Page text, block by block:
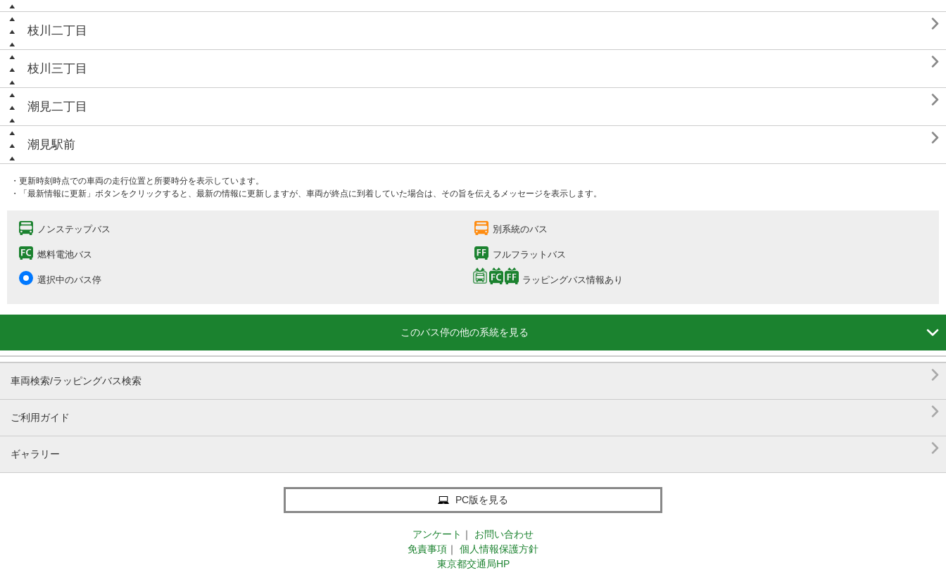
枝川二丁目 
枝川三丁目 
潮見二丁目 
潮見駅前 
・更新時刻時点での車両の走行位置と所要時分を表示しています。
・「最新情報に更新」ボタンをクリックすると、最新の情報に更新しますが、車両が終点に到着していた場合は、その旨を伝えるメッセージを表示します。
ノンステップバス 別系統のバス
燃料電池バス フルフラットバス
選択中のバス停 ラッピングバス情報あり
このバス停の他の系統を見る 
車両検索/ラッピングバス検索 
ご利用ガイド 
ギャラリー 
PC版を見る
アンケート ｜
お問い合わせ
免責事項 ｜
個人情報保護方針
東京都交通局HP